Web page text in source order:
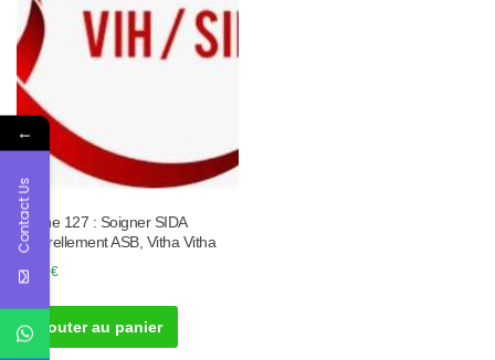
Tisane 127 : Soigner SIDA
Naturellement ASB, Vitha Vitha
50.00€
Ajouter au panier
←
Contact Us